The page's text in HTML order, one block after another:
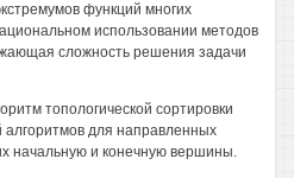
функций многих
использовании методов
сложность решения задачи
топологической сортировки
для направленных
начальную и конечную вершины.